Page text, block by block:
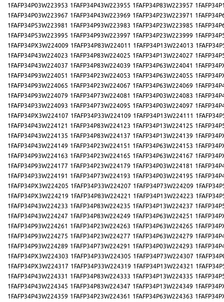
1FAFP34P03W223953 1FAFP34P43W223955 1FAFP34P83W223957
1FAFP34P03W223967 1FAFP34P43W223969 1FAFP34P23W223971
1FAFP34P53W223981 1FAFP34P93W223983 1FAFP34P23W223985
1FAFP34P53W223995 1FAFP34P93W223997 1FAFP34P23W223999
1FAFP34PX3W224009 1FAFP34P83W224011 1FAFP34P13W224013
1FAFP34P43W224023 1FAFP34P83W224025 1FAFP34P13W224027
1FAFP34P43W224037 1FAFP34P83W224039 1FAFP34P63W224041
1FAFP34P93W224051 1FAFP34P23W224053 1FAFP34P63W224055
1FAFP34P93W224065 1FAFP34P23W224067 1FAFP34P63W224069
1FAFP34P93W224079 1FAFP34P73W224081 1FAFP34P03W224083
1FAFP34P33W224093 1FAFP34P73W224095 1FAFP34P03W224097
1FAFP34PX3W224107 1FAFP34P33W224109 1FAFP34P13W224111
1FAFP34P43W224121 1FAFP34P83W224123 1FAFP34P13W224125
1FAFP34P43W224135 1FAFP34P83W224137 1FAFP34P13W224139
1FAFP34P43W224149 1FAFP34P23W224151 1FAFP34P63W224153
1FAFP34P93W224163 1FAFP34P23W224165 1FAFP34P63W224167
1FAFP34P93W224177 1FAFP34P23W224179 1FAFP34P03W224181
1FAFP34P33W224191 1FAFP34P73W224193 1FAFP34P03W224195
1FAFP34PX3W224205 1FAFP34P33W224207 1FAFP34P73W224209
1FAFP34PX3W224219 1FAFP34P83W224221 1FAFP34P13W224223
1FAFP34P43W224233 1FAFP34P83W224235 1FAFP34P13W224237
1FAFP34P43W224247 1FAFP34P83W224249 1FAFP34P63W224251
1FAFP34P93W224261 1FAFP34P23W224263 1FAFP34P63W224265
1FAFP34P93W224275 1FAFP34P23W224277 1FAFP34P63W224279
1FAFP34P93W224289 1FAFP34P73W224291 1FAFP34P03W224293
1FAFP34PX3W224303 1FAFP34P33W224305 1FAFP34P73W224307
1FAFP34PX3W224317 1FAFP34P33W224319 1FAFP34P13W224321
1FAFP34P43W224331 1FAFP34P83W224333 1FAFP34P13W224335
1FAFP34P43W224345 1FAFP34P83W224347 1FAFP34P13W224349
1FAFP34P43W224359 1FAFP34P23W224361 1FAFP34P63W224363